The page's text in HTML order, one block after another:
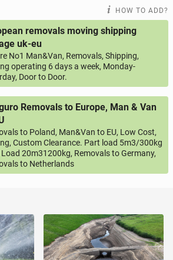
HOW TO ADD?
removals moving shipping
uk-eu
No1 Man&Van, Removals, Shipping,
operating 6 days a week, Monday-
Door to Door.
Removals to Europe, Man & Van
to Poland, Man&Van to EU, Low Cost,
Custom Clearance. Part load 5m3/300kg
Load 20m31200kg, Removals to Germany,
to Netherlands